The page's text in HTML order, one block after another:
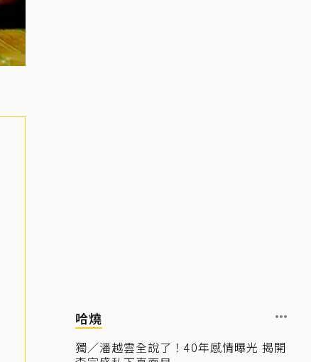
哈燒
獨／潘越雲全說了！40年感情曝光 揭開